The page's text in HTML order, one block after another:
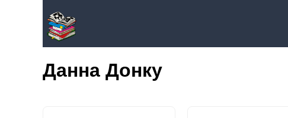
Данна Донку